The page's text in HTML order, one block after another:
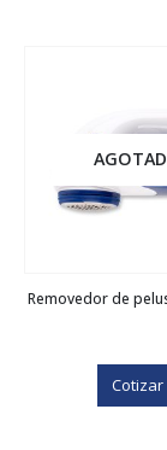
Removedor de
Cotizar